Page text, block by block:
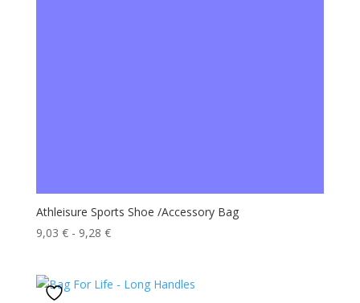
Athleisure Sports Shoe /Accessory Bag
9,03 € - 9,28 €Fascia
da